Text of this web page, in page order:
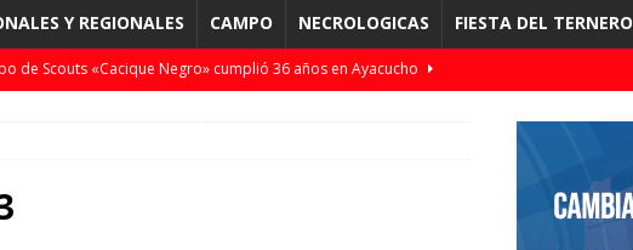
Y REGIONALES CAMPO NECROLOGICAS FIESTA DEL TERNERO
de Scouts «Cacique Negro» cumplió 36 años en Ayacucho